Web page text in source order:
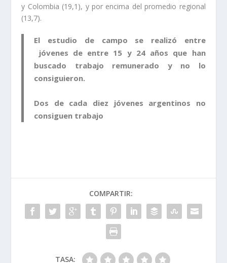
y Colombia (19,1), y por encima del promedio regional
(13,7).
El estudio de campo se realizó entre
jóvenes de entre 15 y 24 años que han
buscado trabajo remunerado y no lo
consiguieron.
Dos de cada diez jóvenes argentinos no
consiguen trabajo
COMPARTIR:
TASA: